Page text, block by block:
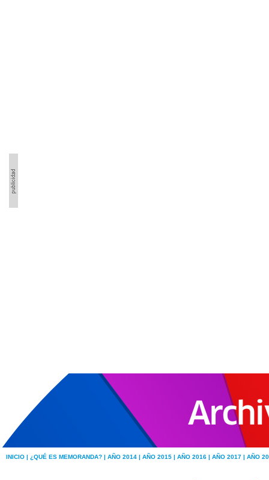
INICIO | ¿QUÉ ES MEMORANDA? | AÑO 2014 | AÑO 2015 | AÑO 2016 | AÑO 2017 | AÑO